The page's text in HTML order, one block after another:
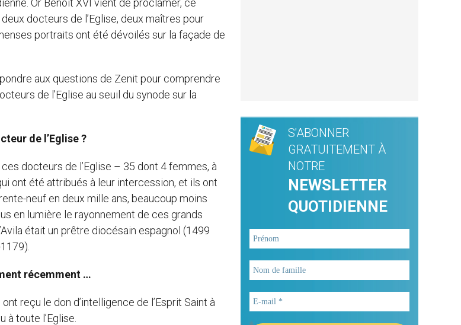
Or Benoît XVI vient de proclamer, ce
docteurs de l’Eglise, deux maîtres pour
portraits ont été dévoilés sur la façade de
aux questions de Zenit pour comprendre
de l’Eglise au seuil du synode sur la
de l’Eglise ?
docteurs de l’Eglise – 35 dont 4 femmes, à
ont été attribués à leur intercession, et ils ont
neuf en deux mille ans, beaucoup moins
en lumière le rayonnement de ces grands
était un prêtre diocésain espagnol (1499
récemment …
reçu le don d’intelligence de l’Esprit Saint à
toute l’Eglise.
S'ABONNER
GRATUITEMENT À
NOTRE
NEWSLETTER
QUOTIDIENNE